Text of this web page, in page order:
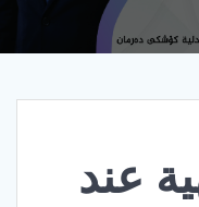
عند